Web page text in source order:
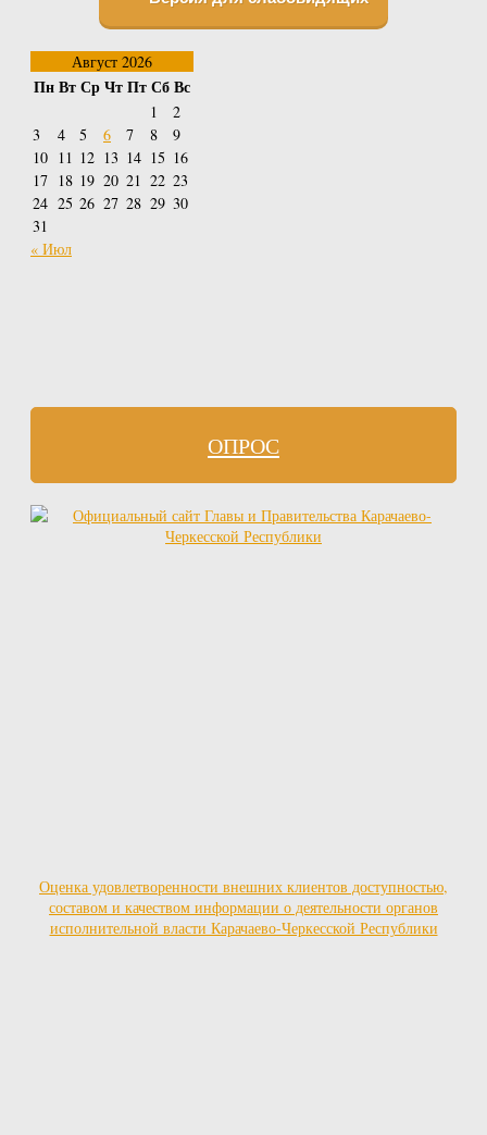
Август 2026
ПнВтСрЧтПтСбВс
1
2
3
4 5 6 7 8
9
10 11 12 13 14 15 16
17 18 19 20 21 22 23
24 25 26 27 28 29 30
31
« Июл
ОПРОС
Оценка удовлетворенности внешних клиентов доступностью,
составом и качеством информации о деятельности органов
исполнительной власти Карачаево-Черкесской Республики